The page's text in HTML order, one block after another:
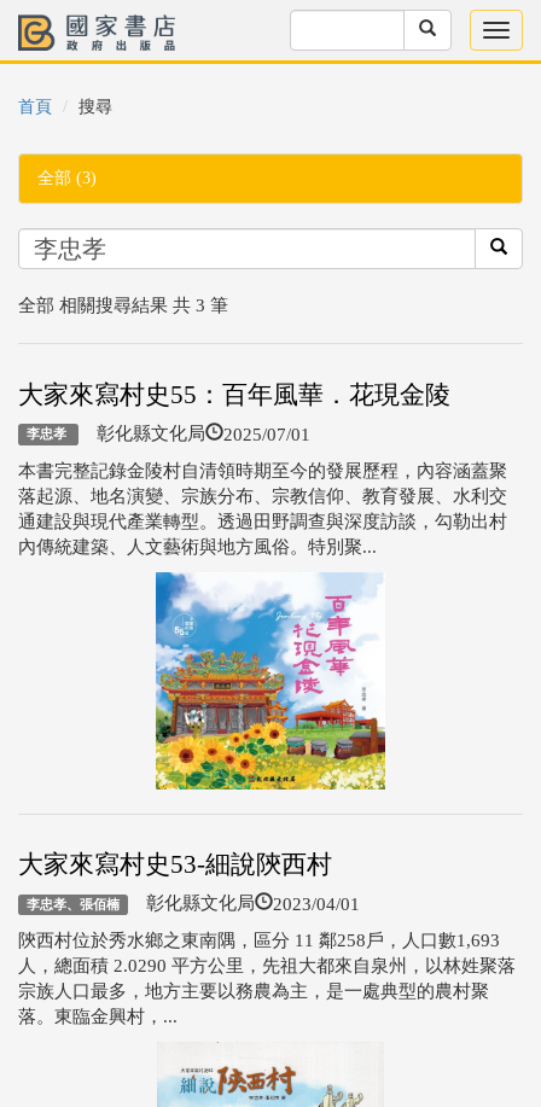
首頁 搜尋
全部 (3)
全部 相關搜尋結果 共 3 筆
大家來寫村史55：百年風華．花現金陵
李忠孝 彰化縣文化局 2025/07/01
本書完整記錄金陵村自清領時期至今的發展歷程，內容涵蓋聚
落起源、地名演變、宗族分布、宗教信仰、教育發展、水利交
通建設與現代產業轉型。透過田野調查與深度訪談，勾勒出村
內傳統建築、人文藝術與地方風俗。特別聚...
大家來寫村史53-細說陝西村
李忠孝、張佰楠 彰化縣文化局 2023/04/01
陝西村位於秀水鄉之東南隅，區分 11 鄰258戶，人口數1,693
人，總面積 2.0290 平方公里，先祖大都來自泉州，以林姓聚落
宗族人口最多，地方主要以務農為主，是一處典型的農村聚
落。東臨金興村，...